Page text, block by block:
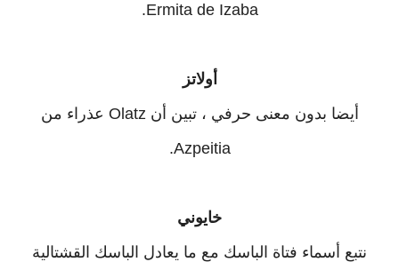
Ermita de Izaba.
أولاتز
أيضا بدون معنى حرفي ، تبين أن Olatz عذراء من
Azpeitia.
خايوني
نتبع أسماء فتاة الباسك مع ما يعادل الباسك القشتالية